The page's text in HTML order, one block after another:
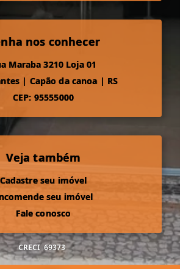
nos conhecer
Maraba 3210 Loja 01
| Capão da canoa | RS
CEP: 95555000
Veja também
Cadastre seu imóvel
seu imóvel
Fale conosco
CRECI 69373